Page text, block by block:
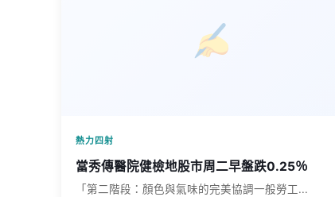
熱力四射
當秀傳醫院健檢地股市周二早盤跌0.25％
「第二階段：顏色與氣味的完美協調一般勞工...